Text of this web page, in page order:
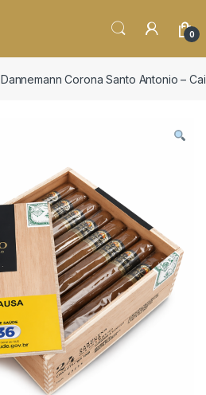
0
Dannemann Corona Santo Antonio –